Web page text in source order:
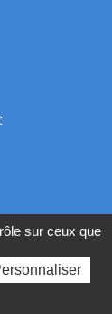
sur ceux que